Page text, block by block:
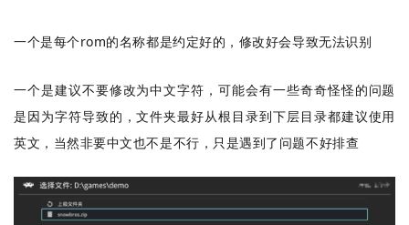
一个是每个rom的名称都是约定好的，修改好会导致无法识别
一个是建议不要修改为中文字符，可能会有一些奇奇怪怪的问题
是因为字符导致的，文件夹最好从根目录到下层目录都建议使用
英文，当然非要中文也不是不行，只是遇到了问题不好排查